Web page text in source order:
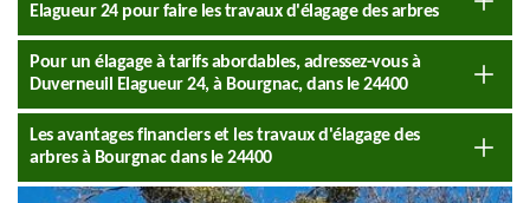
Elagueur 24 pour faire les travaux d'élagage des arbres
Pour un élagage à tarifs abordables, adressez-vous à
Duverneuil Elagueur 24, à Bourgnac, dans le 24400
Les avantages financiers et les travaux d'élagage des
arbres à Bourgnac dans le 24400